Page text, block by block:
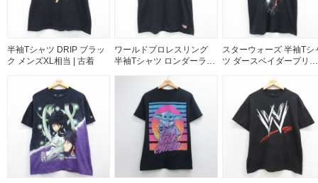
半袖Tシャツ DRIP ブラッ
ク メンズXL相当 | 古着
ワールドプロレスリング
半袖Tシャツ ロンダーラウ
スターウォーズ 半袖Tシ
ツ ダースベイダープリン